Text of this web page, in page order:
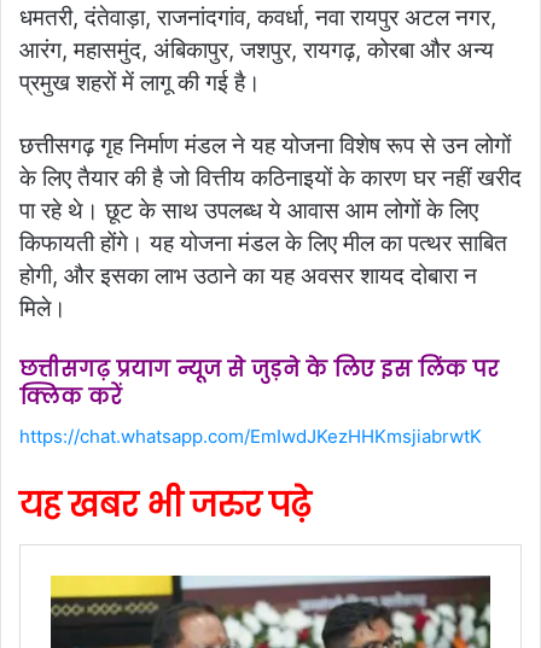
धमतरी, दंतेवाड़ा, राजनांदगांव, कवर्धा, नवा रायपुर अटल नगर,
आरंग, महासमुंद, अंबिकापुर, जशपुर, रायगढ़, कोरबा और अन्य
प्रमुख शहरों में लागू की गई है।
छत्तीसगढ़ गृह निर्माण मंडल ने यह योजना विशेष रूप से उन लोगों
के लिए तैयार की है जो वित्तीय कठिनाइयों के कारण घर नहीं खरीद
पा रहे थे। छूट के साथ उपलब्ध ये आवास आम लोगों के लिए
किफायती होंगे। यह योजना मंडल के लिए मील का पत्थर साबित
होगी, और इसका लाभ उठाने का यह अवसर शायद दोबारा न
मिले।
छत्तीसगढ़ प्रयाग न्यूज से जुड़ने के लिए इस लिंक पर
क्लिक करें
https://chat.whatsapp.com/EmIwdJKezHHKmsjiabrwtK
यह खबर भी जरुर पढ़े